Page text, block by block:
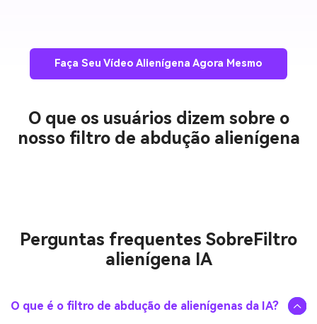
Faça Seu Vídeo Alienígena Agora Mesmo
O que os usuários dizem sobre o
nosso filtro de abdução alienígena
Perguntas frequentes Sobre Filtro
alienígena IA
O que é o filtro de abdução de alienígenas da IA?